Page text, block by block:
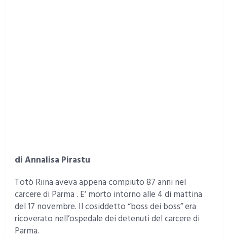
di Annalisa Pirastu
Totò Riina aveva appena compiuto 87 anni nel
carcere di Parma . E’ morto intorno alle 4 di mattina
del 17 novembre. Il cosiddetto “boss dei boss” era
ricoverato nell’ospedale dei detenuti del carcere di
Parma.